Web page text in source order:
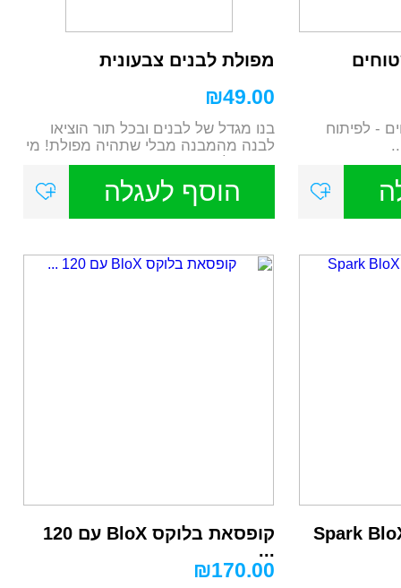
- לפיתוח
מפולת לבנים צבעונית
49.00
₪
בנו מגדל של לבנים ובכל תור הוציאו
לבנה מהמבנה מבלי שתהיה מפולת! מי
שגורם למפו...
הוסף לעגלה
קופסאת בלוקס BloX עם 120
...
170.00
₪